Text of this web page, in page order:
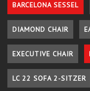
BARCELONA SESSEL
DIAMOND CHAIR
EXECUTIVE CHAIR
LC 22 SOFA 2-SITZER